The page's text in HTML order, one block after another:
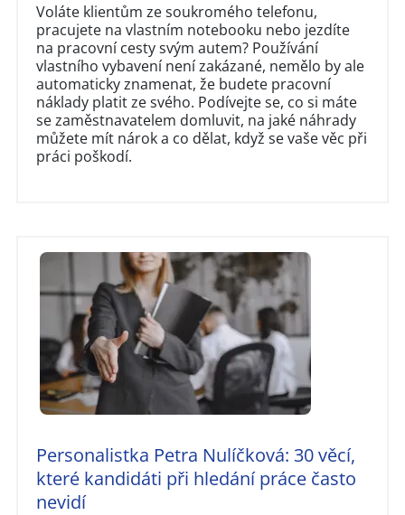
Voláte klientům ze soukromého telefonu,
pracujete na vlastním notebooku nebo jezdíte
na pracovní cesty svým autem? Používání
vlastního vybavení není zakázané, nemělo by ale
automaticky znamenat, že budete pracovní
náklady platit ze svého. Podívejte se, co si máte
se zaměstnavatelem domluvit, na jaké náhrady
můžete mít nárok a co dělat, když se vaše věc při
práci poškodí.
Personalistka Petra Nulíčková: 30 věcí,
které kandidáti při hledání práce často
nevidí